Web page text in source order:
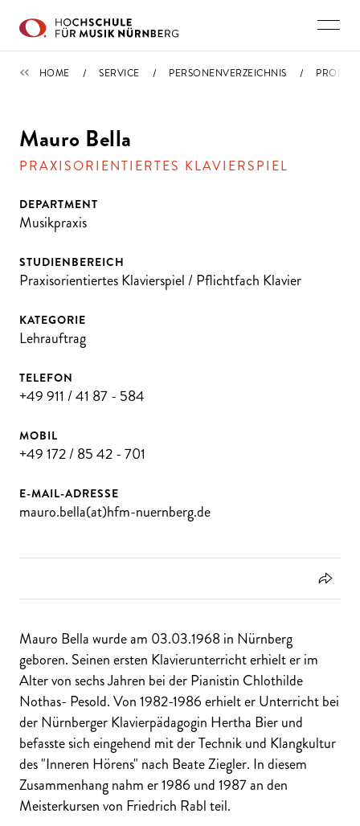
PERSONENVERZEICHNIS
HOME SERVICE PERSONENVERZEICHNIS PROFIL
Mauro Bella
PRAXISORIENTIERTES KLAVIERSPIEL
DEPARTMENT
Musikpraxis
STUDIENBEREICH
Praxisorientiertes Klavierspiel / Pflichtfach Klavier
KATEGORIE
Lehrauftrag
TELEFON
+49 911 / 41 87 - 584
MOBIL
+49 172 / 85 42 - 701
E-MAIL-ADRESSE
mauro.bella(at)hfm-nuernberg.de
Mauro Bella wurde am 03.03.1968 in Nürnberg
geboren. Seinen ersten Klavierunterricht erhielt er im
Alter von sechs Jahren bei der Pianistin Chlothilde
Nothas- Pesold. Von 1982-1986 erhielt er Unterricht bei
der Nürnberger Klavierpädagogin Hertha Bier und
befasste sich eingehend mit der Technik und Klangkultur
des "Inneren Hörens" nach Beate Ziegler. In diesem
Zusammenhang nahm er 1986 und 1987 an den
Meisterkursen von Friedrich Rabl teil.